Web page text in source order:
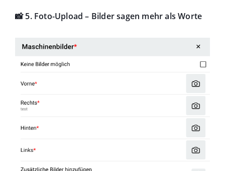
📸 5. Foto-Upload – Bilder sagen mehr als Worte